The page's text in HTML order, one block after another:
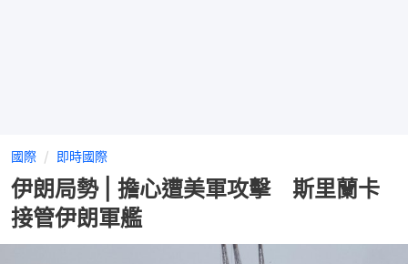
國際 即時國際
伊朗局勢 | 擔心遭美軍攻擊 斯里蘭卡
接管伊朗軍艦